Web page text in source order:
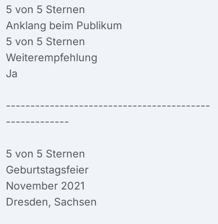
5 von 5 Sternen
Anklang beim Publikum
5 von 5 Sternen
Weiterempfehlung
Ja
------------------------------------------
-------------
5 von 5 Sternen
Geburtstagsfeier
November 2021
Dresden, Sachsen